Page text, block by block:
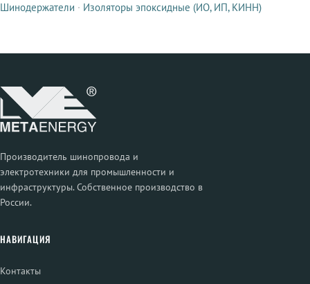
Шинодержатели · Изоляторы эпоксидные (ИО, ИП, КИНН)
Производитель шинопровода и
электротехники для промышленности и
инфраструктуры. Собственное производство в
России.
НАВИГАЦИЯ
Контакты